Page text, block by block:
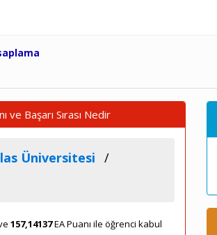
Başarı Sırası Nedir
Üniversitesi
157,14137EA Puanı ile öğrenci kabul